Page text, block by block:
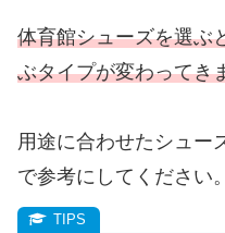
体育館シューズを選ぶ
ぶタイプが変わってき
用途に合わせたシュー
で参考にしてください。